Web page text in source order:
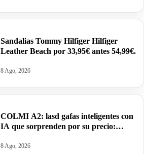
Sandalias Tommy Hilfiger Hilfiger
Leather Beach por 33,95€ antes 54,99€.
8 Ago, 2026
COLMI A2: lasd gafas inteligentes con
IA que sorprenden por su precio:
8 Ago, 2026